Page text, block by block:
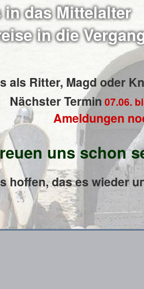
das Mittelalter
in die
als Ritter, Magd oder
Nächster Termin 07.06.
Ameldungen
uns schon
hoffen, das es wieder